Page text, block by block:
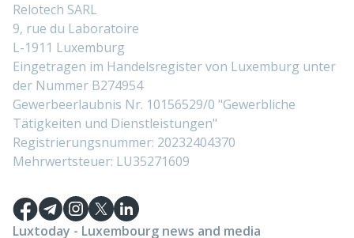
Relotech SARL
9, rue du Laboratoire
L-1911 Luxemburg
Eingetragen im Handelsregister von Luxemburg unter
der Nummer B274954
Gewerbeerlaubnis Nr. 10156529/0 "Gewerbliche
Tätigkeiten und Dienstleistungen"
Registrierungsnummer: 20232404370
Mehrwertsteuer: LU35271609
Luxtoday - Luxembourg news and media